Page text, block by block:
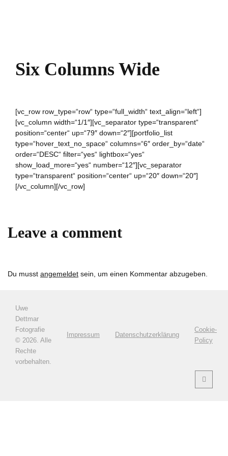
Six Columns Wide
[vc_row row_type=“row“ type=“full_width“ text_align=“left“]
[vc_column width=“1/1″][vc_separator type=“transparent“
position=“center“ up=“79″ down=“2″][portfolio_list
type=“hover_text_no_space“ columns=“6″ order_by=“date“
order=“DESC“ filter=“yes“ lightbox=“yes“
show_load_more=“yes“ number=“12″][vc_separator
type=“transparent“ position=“center“ up=“20″ down=“20″]
[/vc_column][/vc_row]
Leave a comment
Du musst angemeldet sein, um einen Kommentar abzugeben.
Uwe
Dettmar
Fotografie
© 2026. Alle
Rechte
vorbehalten.
Impressum Datenschutzerklärung
Cookie-
Policy